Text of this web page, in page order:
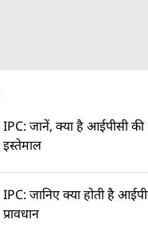
IPC: जानें, क्या है आईपीसी की
इस्तेमाल
IPC: जानिए क्या होती है
प्रावधान